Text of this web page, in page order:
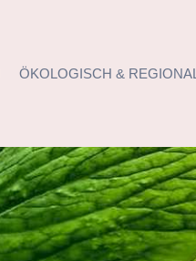
ÖKOLOGISCH & REGIONAL